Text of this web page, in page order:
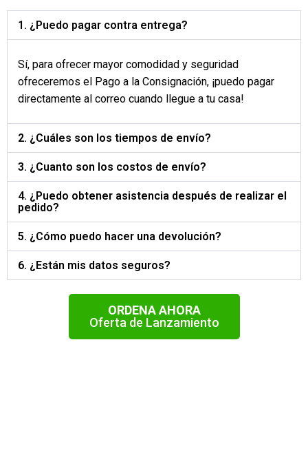
1. ¿Puedo pagar contra entrega?
Sí, para ofrecer mayor comodidad y seguridad
ofreceremos el Pago a la Consignación, ¡puedo pagar
directamente al correo cuando llegue a tu casa!
2. ¿Cuáles son los tiempos de envío?
3. ¿Cuanto son los costos de envío?
4. ¿Puedo obtener asistencia después de realizar el
pedido?
5. ¿Cómo puedo hacer una devolución?
6. ¿Están mis datos seguros?
ORDENA AHORA
Oferta de Lanzamiento